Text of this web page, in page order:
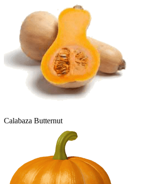
Calabaza Butternut